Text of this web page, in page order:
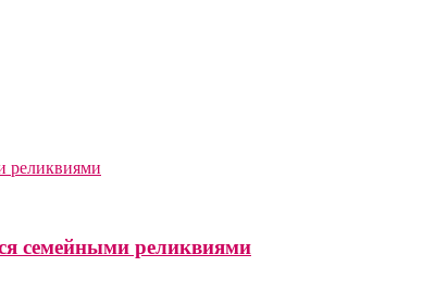
семейными реликвиями